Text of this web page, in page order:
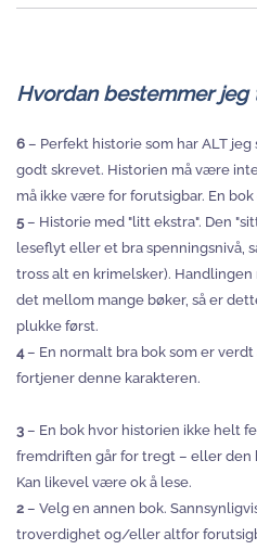
Hvordan bestemmer jeg
6– Perfekt historie som har ALT
godt skrevet. Historien må være
må ikke være for forutsigbar. En
5– Historie med "litt ekstra". Den
leseflyt eller et bra spenningsnivå,
tross alt en krimelsker).
det mellom mange bøker, så er
plukke først.
4– En normalt bra bok som er
fortjener denne karakteren.
3– En bok hvor historien ikke helt
fremdriften går for tregt – eller den
Kan likevel være ok å lese.
2– Velg en annen bok.
troverdighet og/eller altfor